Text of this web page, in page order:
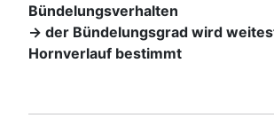
Bündelungsverhalten
-> der Bündelungsgrad wird
Hornverlauf bestimmt